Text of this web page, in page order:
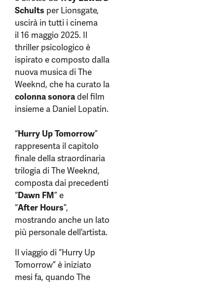
Schults per Lionsgate,
uscirà in tutti i cinema
il 16 maggio 2025. Il
thriller psicologico è
ispirato e composto dalla
nuova musica di The
Weeknd, che ha curato la
colonna sonoradel film
insieme a Daniel Lopatin.
“Hurry Up Tomorrow”
rappresenta il capitolo
finale della straordinaria
trilogia di The Weeknd,
composta dai precedenti
“Dawn FM” e
“After Hours”,
mostrando anche un lato
più personale dell’artista.
Il viaggio di “Hurry Up
Tomorrow” è iniziato
mesi fa, quando The